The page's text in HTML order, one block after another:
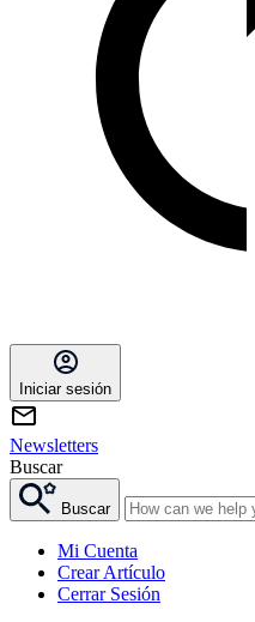
Iniciar sesión
Newsletters
Buscar
Buscar
Mi Cuenta
Crear Artículo
Cerrar Sesión